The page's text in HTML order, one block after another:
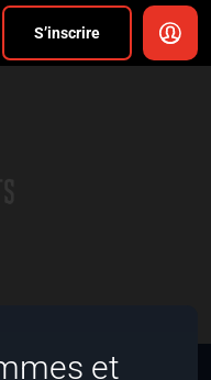
S’inscrire
et